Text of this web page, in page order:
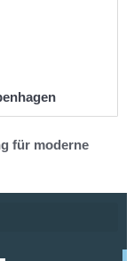
für moderne